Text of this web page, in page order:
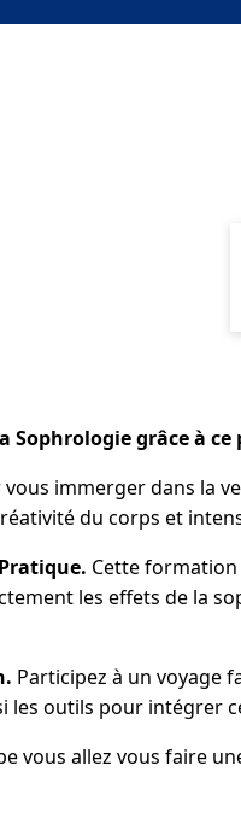
Sophrologie grâce à
immerger dans la
du corps et
Cette formation
les effets de la
Participez à un voyage
les outils pour intégrer
vous allez vous faire